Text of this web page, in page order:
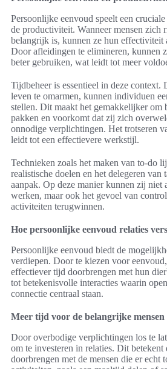
Persoonlijke eenvoud speelt een
de productiviteit. Wanneer mensen zich
belangrijk is, kunnen ze hun effectiviteit
Door afleidingen te elimineren, kunnen
beter gebruiken, wat leidt tot meer
Tijdbeheer is essentieel in deze context.
leven te omarmen, kunnen individuen
stellen. Dit maakt het gemakkelijker om
pakken en voorkomt dat zij zich
onnodige verplichtingen. Het trotseren
leidt tot een effectievere werkstijl.
Technieken zoals het maken van to-do
realistische doelen en het delegeren van
aanpak. Op deze manier kunnen zij niet
werken, maar ook het gevoel van
activiteiten terugwinnen.
Hoe persoonlijke eenvoud relaties
Persoonlijke eenvoud biedt de
verdiepen. Door te kiezen voor
effectiever tijd doorbrengen met hun
tot betekenisvolle interacties waarin
connectie centraal staan.
Meer tijd voor de belangrijke mensen
Door overbodige verplichtingen los te
om te investeren in relaties. Dit betekent
doorbrengen met de mensen die er echt